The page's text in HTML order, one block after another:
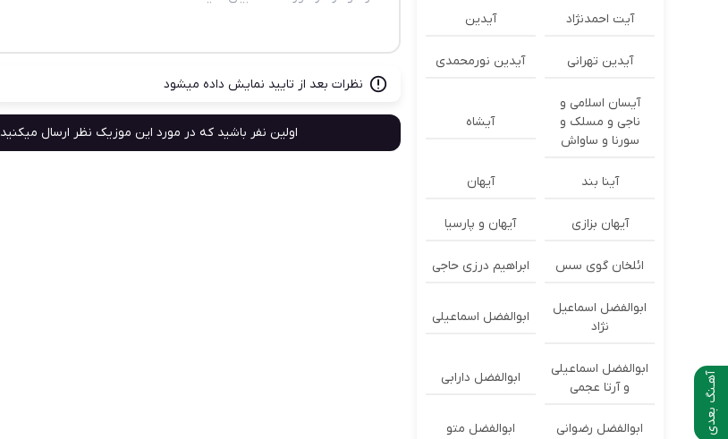
آهـنگ بعدی
نظرات بعد از تایید نمایش داده میشود
اولین نفر باشید که در مورد این موزیک نظر ارسال میکنید
آیت احمدنژاد آیدین
آیدین تهرانی آیدین نورمحمدی
آیسان اسلامی و
ناجی و مسلک و
سورنا و ساواش
آیشاه
آینا بند آیهان
آیهان بزازی آیهان و پارسیا
ائلخان گوی سس ابراهیم درزی حاجی
ابوالفضل اسماعیل
نژاد
ابوالفضل اسماعیلی
ابوالفضل اسماعیلی
و آرتا عجمی
ابوالفضل دارابی
ابوالفضل رضوانی ابوالفضل متو